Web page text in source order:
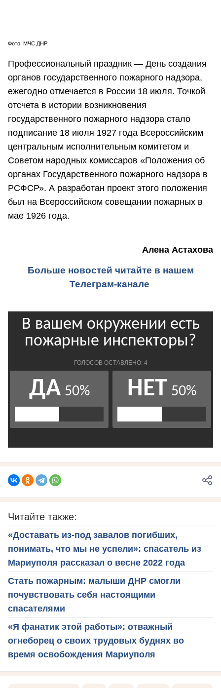
Фото: МЧС ДНР
Профессиональный праздник — День создания
органов государственного пожарного надзора,
ежегодно отмечается в России 18 июля. Точкой
отсчета в истории возникновения
государственного пожарного надзора стало
подписание 18 июля 1927 года Всероссийским
центральным исполнительным комитетом и
Советом народных комиссаров «Положения об
органах Государственного пожарного надзора в
РСФСР». А разработан проект этого положения
был на Всероссийском совещании пожарных в
мае 1926 года.
Алена Астахова
Больше новостей читайте в нашем
Телеграм-канале
Читайте также:
«Доставать из-под завалов погибших,
понимать, что мы не успели»: спасатель из
Мариуполя рассказал о весне 2022 года
Стать пожарным: малыши ДНР смогли
почувствовать себя настоящими
спасателями
«Я фанатик этой работы»: отважный
огнеборец о своих трудовых буднях во
время освобождения Мариуполя